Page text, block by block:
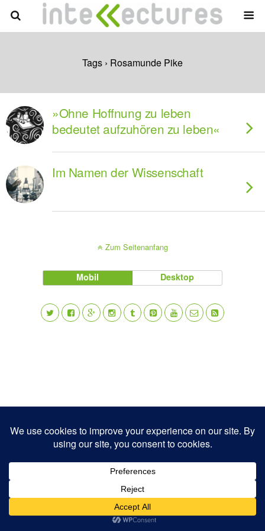
Tags › Rosamunde Pike
»Ohne Hoffnung zu leben
bedeutet aufzuhören zu leben«
Im Namen der Wissenschaft
Zum Seitenanfang
Mobil Desktop